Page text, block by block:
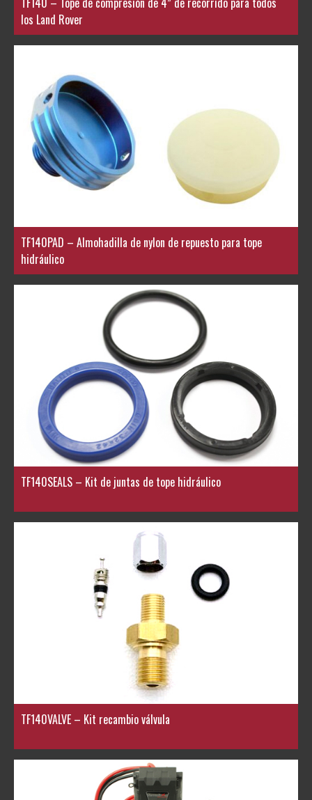
los Land Rover
TF140PAD – Almohadilla de nylon de repuesto para tope
hidráulico
TF140SEALS – Kit de juntas de tope hidráulico
TF140VALVE – Kit recambio válvula